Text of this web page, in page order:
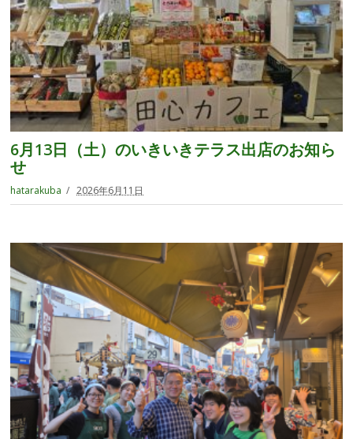
6月13日（土）のいきいきテラス出店のお知ら
せ
hatarakuba 2026年6月11日